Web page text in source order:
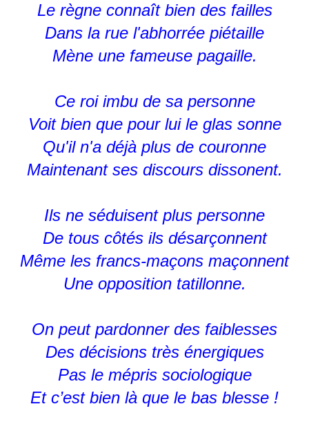
Le règne connaît bien des failles
Dans la rue l'abhorrée piétaille
Mène une fameuse pagaille.
Ce roi imbu de sa personne
Voit bien que pour lui le glas sonne
Qu'il n'a déjà plus de couronne
Maintenant ses discours dissonent.
Ils ne séduisent plus personne
De tous côtés ils désarçonnent
Même les francs-maçons maçonnent
Une opposition tatillonne.
On peut pardonner des faiblesses
Des décisions très énergiques
Pas le mépris sociologique
Et c’est bien là que le bas blesse !